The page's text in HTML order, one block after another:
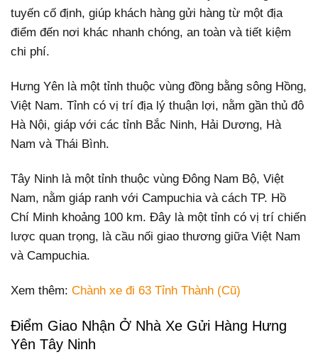
tuyến cố định, giúp khách hàng gửi hàng từ một địa
điểm đến nơi khác nhanh chóng, an toàn và tiết kiệm
chi phí.
Hưng Yên là một tỉnh thuộc vùng đồng bằng sông Hồng,
Việt Nam. Tỉnh có vị trí địa lý thuận lợi, nằm gần thủ đô
Hà Nội, giáp với các tỉnh Bắc Ninh, Hải Dương, Hà
Nam và Thái Bình.
Tây Ninh là một tỉnh thuộc vùng Đông Nam Bộ, Việt
Nam, nằm giáp ranh với Campuchia và cách TP. Hồ
Chí Minh khoảng 100 km. Đây là một tỉnh có vị trí chiến
lược quan trọng, là cầu nối giao thương giữa Việt Nam
và Campuchia.
Xem thêm: Chành xe đi 63 Tỉnh Thành (Cũ)
Điểm Giao Nhận Ở Nhà Xe Gửi Hàng Hưng
Yên Tây Ninh